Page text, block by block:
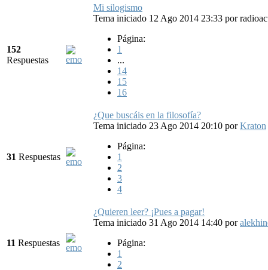
152
Respuestas
Mi silogismo
Tema iniciado 12 Ago 2014 23:33 por
Página:
1
...
14
15
16
31 Respuestas
¿Que buscáis en la filosofía?
Tema iniciado 23 Ago 2014 20:10 porKraton
Página:
1
2
3
4
11 Respuestas
¿Quieren leer? ¡Pues a pagar!
Tema iniciado 31 Ago 2014 14:40 por
Página:
1
2